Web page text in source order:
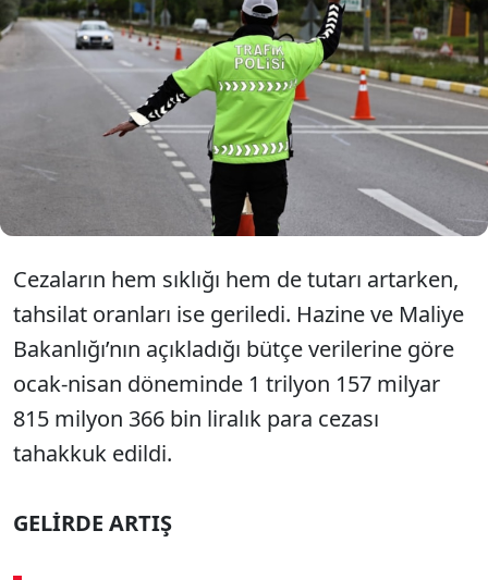
Yüksek enflasyon-faiz ve artan vergi yükü
yetmezmiş gibi vatandaşların dertlerine bir
yenisi eklendi: Para cezaları. Para cezalarının
büyüklüğü ocak-nisan döneminde, 2025’in
tamamındaki seviyeye ulaştı.
Cezaların hem sıklığı hem de tutarı artarken,
tahsilat oranları ise geriledi. Hazine ve Maliye
Bakanlığı’nın açıkladığı bütçe verilerine göre
ocak-nisan döneminde 1 trilyon 157 milyar
815 milyon 366 bin liralık para cezası
tahakkuk edildi.
GELİRDE ARTIŞ